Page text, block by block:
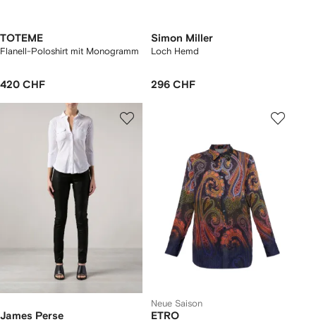
TOTEME
Flanell-Poloshirt mit Monogramm
420 CHF
Simon Miller
Loch Hemd
296 CHF
James Perse
Neue Saison
ETRO